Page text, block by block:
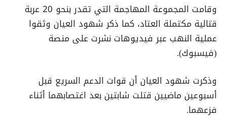
وقامت المجموعة المهاجمة التي تقدر بنحو 20 عربة
قتالية مكتملة العتاد، كما ذكر شهود العيان وثقوا
عملية النهب عبر فيديوهات نشرت على منصة
(فيسبوك).
وذكرت شهود العيان أن قوات الدعم السريع قبل
أسبوعين ماضيين قتلت شابتين بعد اغتصابهما أثناء
فزعهما.